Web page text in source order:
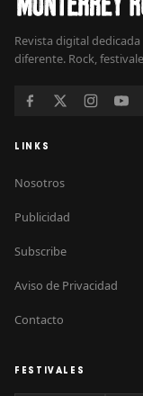
Revista digital
diferente. Rock,
LINKS
Nosotros
Publicidad
Subscribe
Aviso de Privacidad
Contacto
FESTIVALES